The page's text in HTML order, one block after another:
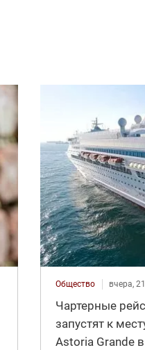
Общество вчера,
Чартерные
запустят к
Astoria Grande